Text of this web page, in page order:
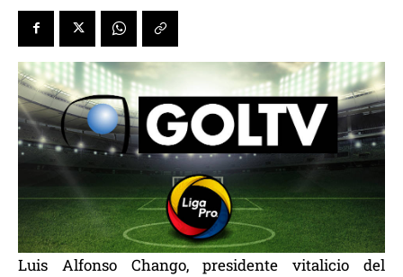
Luis Alfonso Chango, presidente vitalicio del